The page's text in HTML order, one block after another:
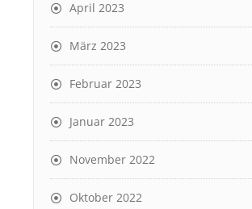
April 2023
März 2023
Februar 2023
Januar 2023
November 2022
Oktober 2022